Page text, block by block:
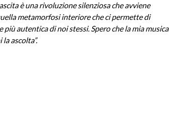
è una rivoluzione silenziosa che avviene
metamorfosi interiore che ci permette di
autentica di noi stessi. Spero che la mia musica
ascolta”.